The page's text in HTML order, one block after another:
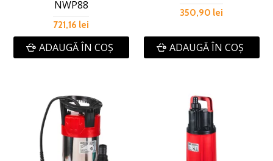
NWP88
721,16 lei
ADAUGĂ ÎN COŞ
350,90 lei
ADAUGĂ ÎN COŞ